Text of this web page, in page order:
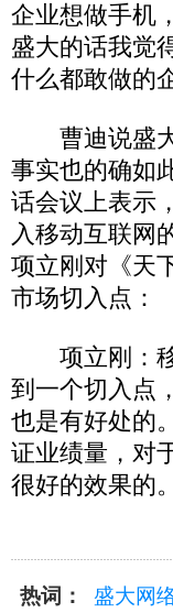
企业想做手机
盛大的话我觉
什么都敢做的
曹迪说盛大
事实也的确如
话会议上表示
入移动互联网
项立刚对《天
市场切入点：
项立刚：移
到一个切入点
也是有好处的
证业绩量，对
很好的效果的。
热词： 盛大网